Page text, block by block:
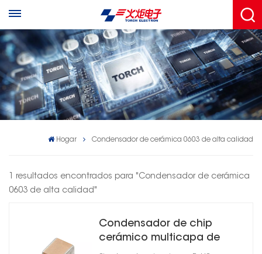
Hogar Condensador de cerámica 0603 de alta calidad
1 resultados encontrados para "Condensador de cerámica
0603 de alta calidad"
Condensador de chip
cerámico multicapa de